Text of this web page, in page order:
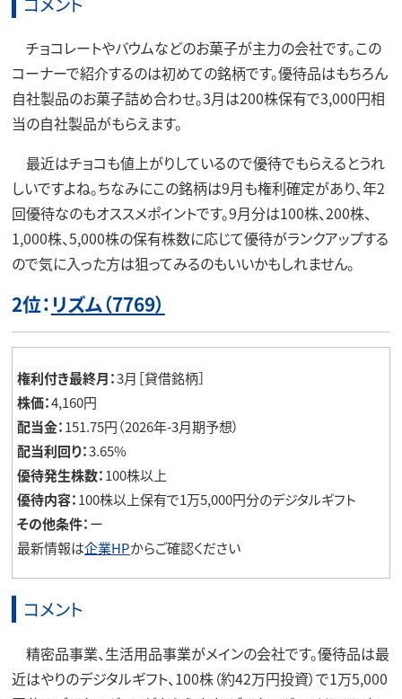
チョコレートやバウムなどのお菓子が主力の会社です。この
コーナーで紹介するのは初めての銘柄です。優待品はもちろん
自社製品のお菓子詰め合わせ。3月は200株保有で3,000円相
当の自社製品がもらえます。
最近はチョコも値上がりしているので優待でもらえるとうれ
しいですよね。ちなみにこの銘柄は9月も権利確定があり、年2
回優待なのもオススメポイントです。9月分は100株、200株、
1,000株、5,000株の保有株数に応じて優待がランクアップする
ので気に入った方は狙ってみるのもいいかもしれません。
2位： リズム（7769）
権利付き最終月：3月［貸借銘柄］
株価：4,160円
配当金：151.75円（2026年-3月期予想）
配当利回り：3.65%
優待発生株数：100株以上
優待内容：100株以上保有で1万5,000円分のデジタルギフト
その他条件：ー
最新情報は企業HPからご確認ください
コメント
精密品事業、生活用品事業がメインの会社です。優待品は最
近はやりのデジタルギフト、100株（約42万円投資）で1万5,000